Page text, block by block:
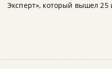
Эксперт», который вышел 25